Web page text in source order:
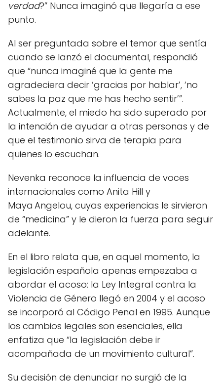
verdad?” Nunca imaginó que llegaría a ese
punto.
Al ser preguntada sobre el temor que sentía
cuando se lanzó el documental, respondió
que “nunca imaginé que la gente me
agradeciera decir ‘gracias por hablar’, ‘no
sabes la paz que me has hecho sentir’”.
Actualmente, el miedo ha sido superado por
la intención de ayudar a otras personas y de
que el testimonio sirva de terapia para
quienes lo escuchan.
Nevenka reconoce la influencia de voces
internacionales como Anita Hill y
Maya Angelou, cuyas experiencias le sirvieron
de “medicina” y le dieron la fuerza para seguir
adelante.
En el libro relata que, en aquel momento, la
legislación española apenas empezaba a
abordar el acoso: la Ley Integral contra la
Violencia de Género llegó en 2004 y el acoso
se incorporó al Código Penal en 1995. Aunque
los cambios legales son esenciales, ella
enfatiza que “la legislación debe ir
acompañada de un movimiento cultural”.
Su decisión de denunciar no surgió de la